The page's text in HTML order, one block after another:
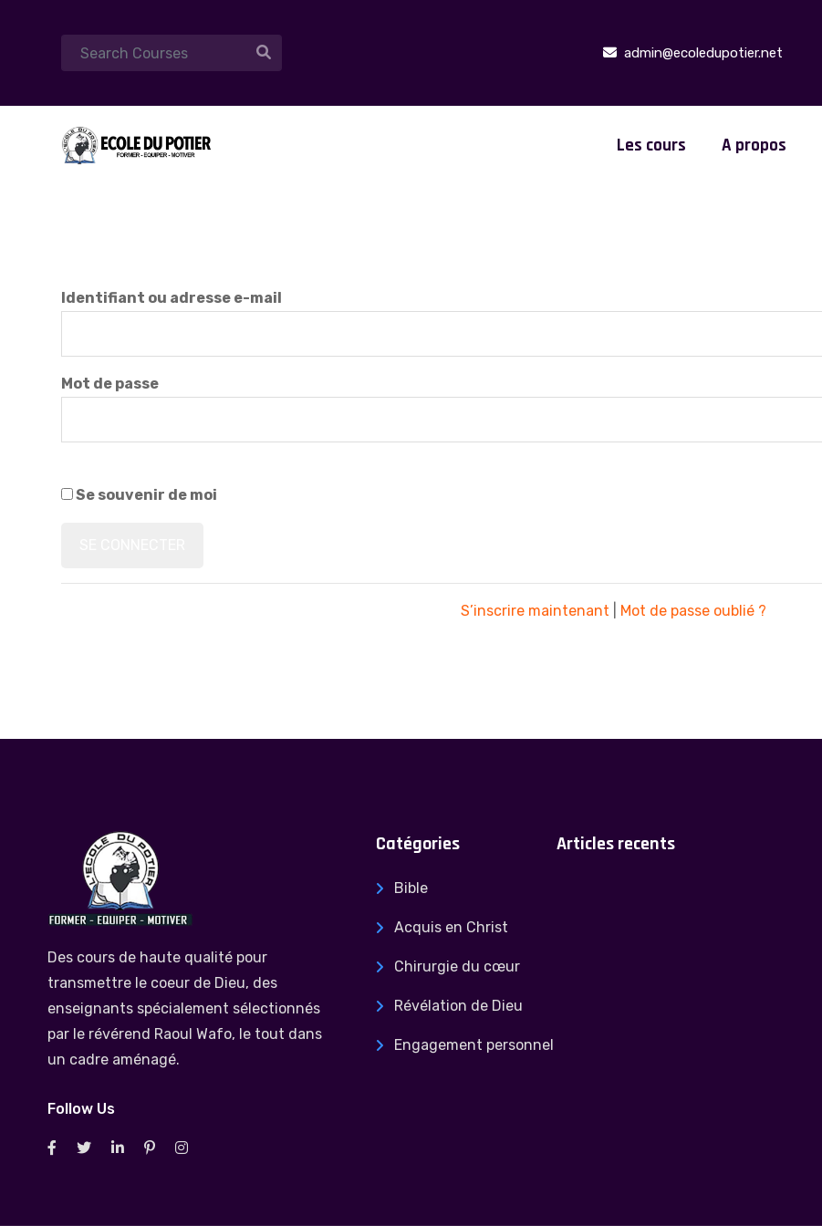
admin@ecoledupotier.net
Les cours A propos
Identifiant ou adresse e-mail
Mot de passe
Se souvenir de moi
S’inscrire maintenant Mot de passe oublié ?
Des cours de haute qualité pour
transmettre le coeur de Dieu, des
enseignants spécialement sélectionnés
par le révérend Raoul Wafo, le tout dans
un cadre aménagé.
Follow Us
Catégories
Bible
Acquis en Christ
Chirurgie du cœur
Révélation de Dieu
Engagement personnel
Articles recents